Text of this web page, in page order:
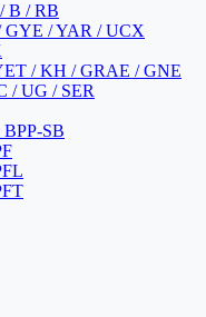
B / RB
GYE / YAR / UCX
/ KH / GRAE / GNE
/ UG / SER
SB